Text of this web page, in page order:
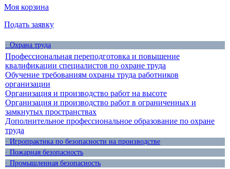
Моя корзина
Подать заявку
· Охрана труда
Профессиональная переподготовка и повышение
квалификации специалистов по охране труда
Обучение требованиям охраны труда работников
организации
Организация и производство работ на высоте
Организация и производство работ в ограниченных и
замкнутых пространствах
Дополнительное профессиональное образование по охране
труда
· Игропрактика по безопасности на производстве
· Пожарная безопасность
· Промышленная безопасность